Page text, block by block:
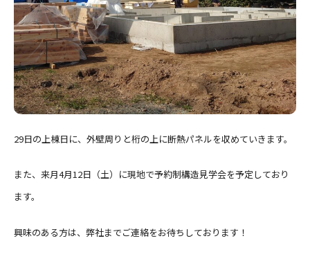
29日の上棟日に、外壁周りと桁の上に断熱パネルを収めていきます。
また、来月4月12日（土）に現地で予約制構造見学会を予定しており
ます。
興味のある方は、弊社までご連絡をお待ちしております！